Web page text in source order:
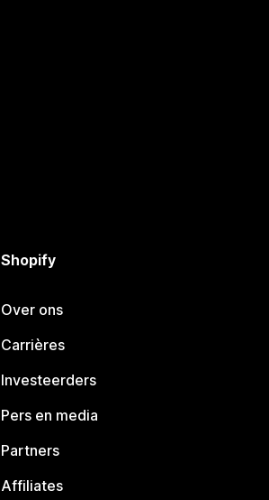
Shopify
Over ons
Carrières
Investeerders
Pers en media
Partners
Affiliates